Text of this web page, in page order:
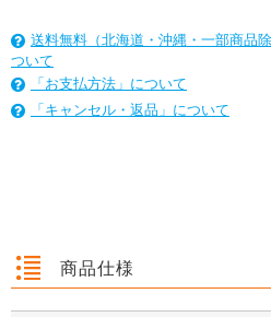
送料無料（北海道・沖縄・一部商品
ついて
「お支払方法」について
「キャンセル・返品」について
商品仕様